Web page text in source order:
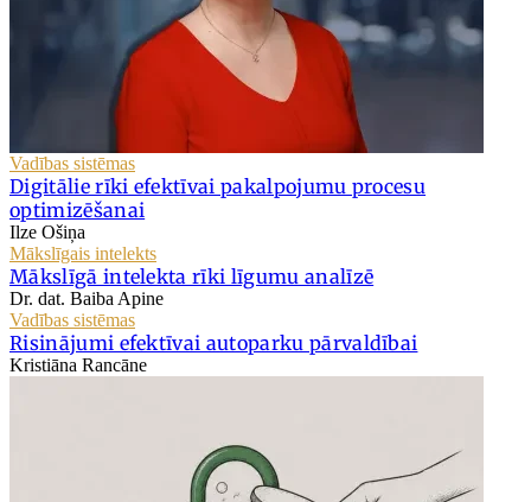
Vadības sistēmas
Digitālie rīki efektīvai pakalpojumu procesu
optimizēšanai
Ilze Ošiņa
Mākslīgais intelekts
Mākslīgā intelekta rīki līgumu analīzē
Dr. dat. Baiba Apine
Vadības sistēmas
Risinājumi efektīvai autoparku pārvaldībai
Kristiāna Rancāne